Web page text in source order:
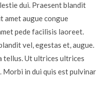
dui. Praesent blandit
amet augue congue
pede facilisis laoreet.
vel, egestas et, augue.
tellus. Ut ultrices ultrices
Morbi in dui quis est pulvinar